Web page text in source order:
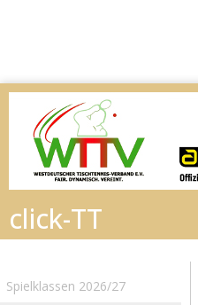
Spielklassen 2026/27